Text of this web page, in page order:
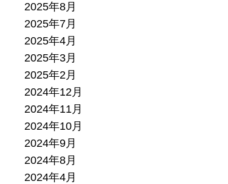
2025年8月
2025年7月
2025年4月
2025年3月
2025年2月
2024年12月
2024年11月
2024年10月
2024年9月
2024年8月
2024年4月